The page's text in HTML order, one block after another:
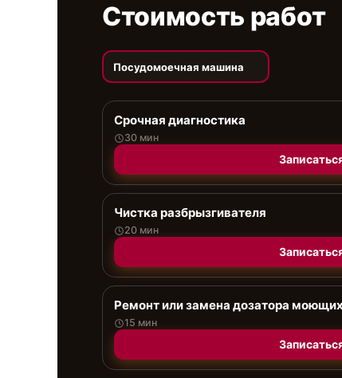
Стоимость работ
Посудомоечная машина
Срочная диагностика
30 мин
Чистка разбрызгивателя
20 мин
Ремонт или замена дозатора
15 мин